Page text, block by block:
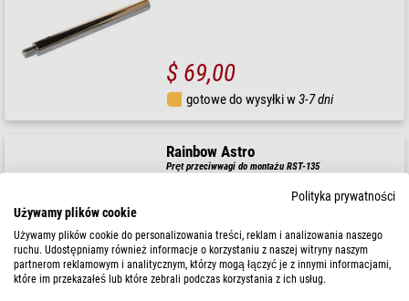
$ 69,00
gotowe do wysyłki w3-7 dni
Rainbow Astro
Pręt przeciwwagi do montażu RST-135
Nasza cena:
$ 87,00
gotowe do wysyłki w 24 godziny
Polityka prywatności
Używamy plików cookie
Używamy plików cookie do personalizowania treści, reklam i analizowania naszego
ruchu. Udostępniamy również informacje o korzystaniu z naszej witryny naszym
partnerom reklamowym i analitycznym, którzy mogą łączyć je z innymi informacjami,
które im przekazałeś lub które zebrali podczas korzystania z ich usług.